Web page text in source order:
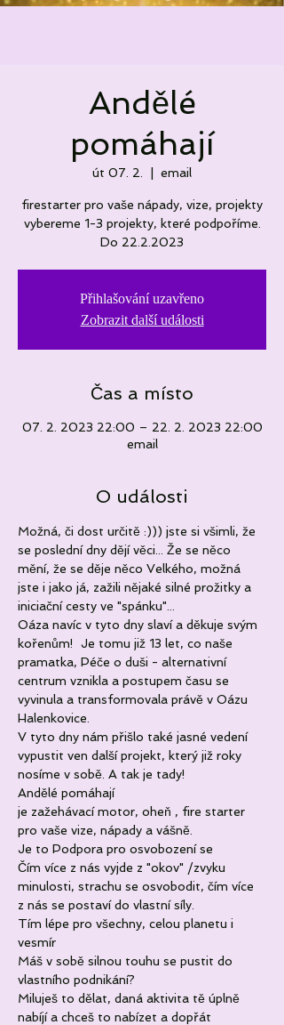
Andělé
pomáhají
út 07. 2. email
firestarter pro vaše nápady, vize, projekty
vybereme 1-3 projekty, které podpoříme.
Do 22.2.2023
Přihlašování uzavřeno
Zobrazit další události
Čas a místo
07. 2. 2023 22:00 – 22. 2. 2023 22:00
email
O události
Možná, či dost určitě :))) jste si všimli, že
se poslední dny dějí věci... Že se něco
mění, že se děje něco Velkého, možná
jste i jako já, zažili nějaké silné prožitky a
iniciační cesty ve "spánku"...
Oáza navíc v tyto dny slaví a děkuje svým
kořenům!  Je tomu již 13 let, co naše
pramatka, Péče o duši - alternativní
centrum vznikla a postupem času se
vyvinula a transformovala právě v Oázu
Halenkovice.
V tyto dny nám přišlo také jasné vedení
vypustit ven další projekt, který již roky
nosíme v sobě. A tak je tady!
Andělé pomáhají
je zažehávací motor, oheň , fire starter
pro vaše vize, nápady a vášně.
Je to Podpora pro osvobození se
Čím více z nás vyjde z "okov" /zvyku
minulosti, strachu se osvobodit, čím více
z nás se postaví do vlastní síly.
Tím lépe pro všechny, celou planetu i
vesmír
Máš v sobě silnou touhu se pustit do
vlastního podnikání?
Miluješ to dělat, daná aktivita tě úplně
nabíjí a chceš to nabízet a dopřát